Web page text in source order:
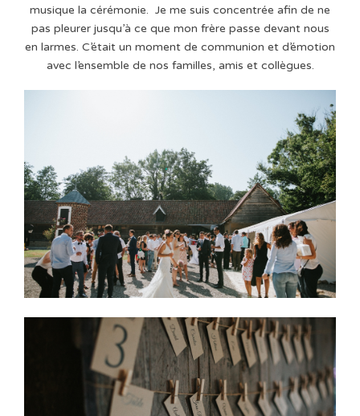
musique la cérémonie. Je me suis concentrée afin de ne
pas pleurer jusqu’à ce que mon frère passe devant nous
en larmes. C’était un moment de communion et d’émotion
avec l’ensemble de nos familles, amis et collègues.